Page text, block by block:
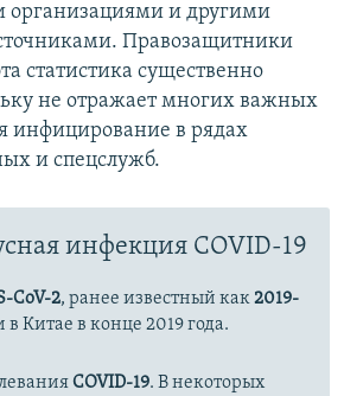
и другими
Правозащитники
статистика существенно
не отражает многих важных
инфицирование в рядах
и спецслужб.
инфекция COVID-19
CoV-2, ранее известный как2019-
Китае в конце 2019 года.
COVID-19. В некоторых